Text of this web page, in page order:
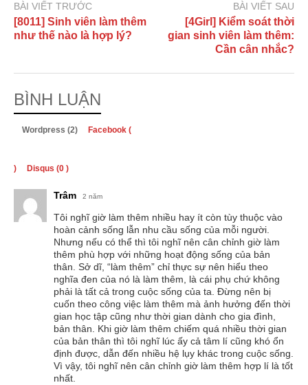
BÀI VIẾT TRƯỚC
[8011] Sinh viên làm thêm
như thế nào là hợp lý?
BÀI VIẾT SAU
[4Girl] Kiểm soát thời
gian sinh viên làm thêm:
Cần cân nhắc?
BÌNH LUẬN
Wordpress (2) Facebook (
) Disqus (0 )
Trâm 2 năm
Tôi nghĩ giờ làm thêm nhiều hay ít còn tùy thuộc vào
hoàn cảnh sống lẫn nhu cầu sống của mỗi người.
Nhưng nếu có thể thì tôi nghĩ nên cân chỉnh giờ làm
thêm phù hợp với những hoạt động sống của bản
thân. Sở dĩ, “làm thêm” chỉ thực sự nên hiểu theo
nghĩa đen của nó là làm thêm, là cái phụ chứ không
phải là tất cả trong cuộc sống của ta. Đừng nên bị
cuốn theo công việc làm thêm mà ảnh hưởng đến thời
gian học tập cũng như thời gian dành cho gia đình,
bản thân. Khi giờ làm thêm chiếm quá nhiều thời gian
của bản thân thì tôi nghĩ lúc ấy cả tâm lí cũng khó ổn
định được, dẫn đến nhiều hệ lụy khác trong cuộc sống.
Vì vậy, tôi nghĩ nên cân chỉnh giờ làm thêm hợp lí là tốt
nhất.